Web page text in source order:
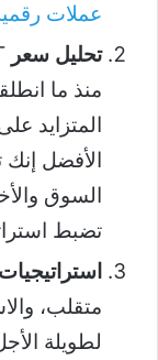
عملات
تحليل سعر BAT
منذ ما
المتزايد
الأفضل إنك
السوق
تضبط
متقلب،
لطويلة